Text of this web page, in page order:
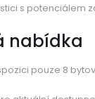
s potenciálem
nabídka
pouze 8